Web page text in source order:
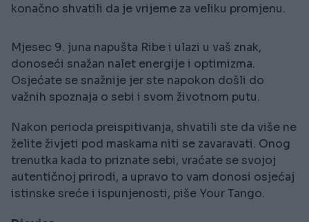
konačno shvatili da je vrijeme za veliku promjenu.
Mjesec 9. juna napušta Ribe i ulazi u vaš znak,
donoseći snažan nalet energije i optimizma.
Osjećate se snažnije jer ste napokon došli do
važnih spoznaja o sebi i svom životnom putu.
Nakon perioda preispitivanja, shvatili ste da više ne
želite živjeti pod maskama niti se zavaravati. Onog
trenutka kada to priznate sebi, vraćate se svojoj
autentičnoj prirodi, a upravo to vam donosi osjećaj
istinske sreće i ispunjenosti, piše Your Tango.